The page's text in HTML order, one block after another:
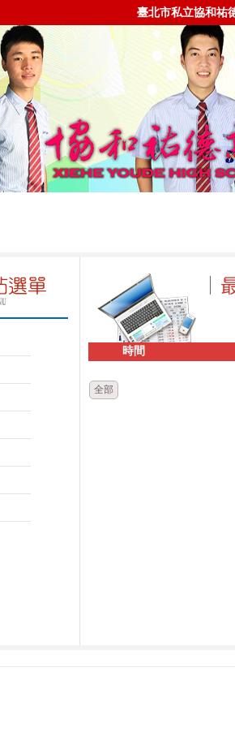
臺北市私立協和祐
時間
全部